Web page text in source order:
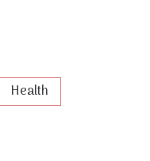
Health